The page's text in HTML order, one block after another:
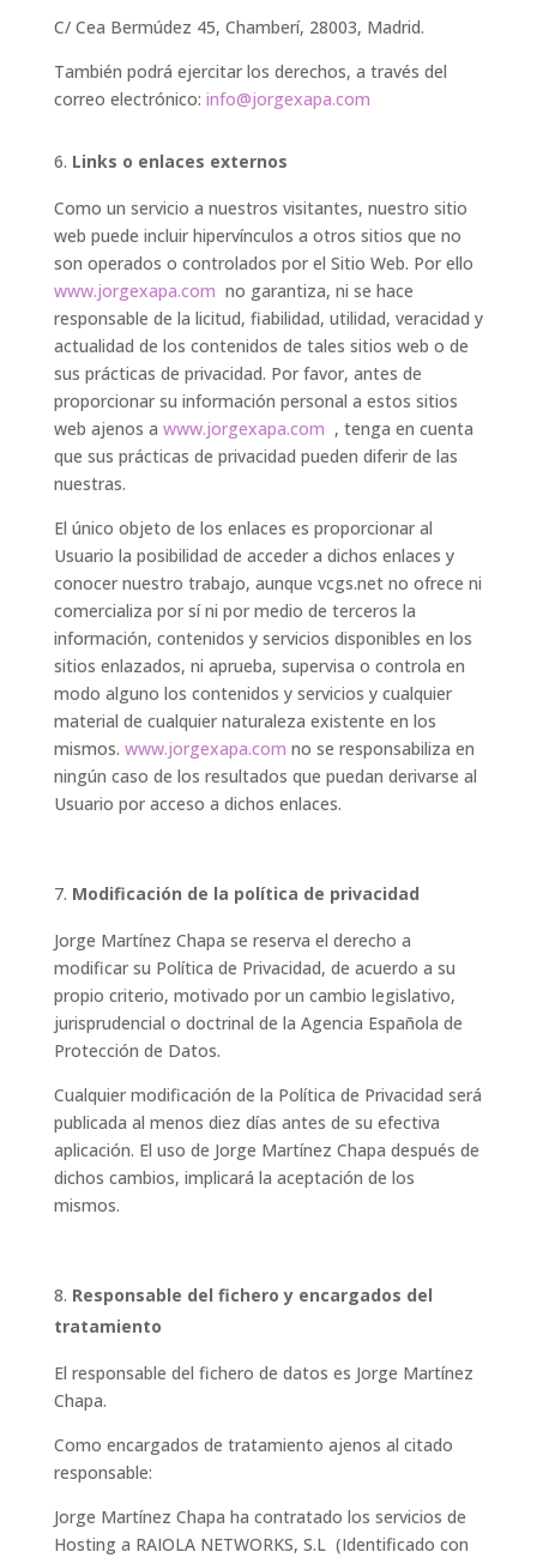
C/ Cea Bermúdez 45, Chamberí, 28003, Madrid.
También podrá ejercitar los derechos, a través del
correo electrónico: info@jorgexapa.com
Links o enlaces externos
Como un servicio a nuestros visitantes, nuestro sitio
web puede incluir hipervínculos a otros sitios que no
son operados o controlados por el Sitio Web. Por ello
www.jorgexapa.com no garantiza, ni se hace
responsable de la licitud, fiabilidad, utilidad, veracidad y
actualidad de los contenidos de tales sitios web o de
sus prácticas de privacidad. Por favor, antes de
proporcionar su información personal a estos sitios
web ajenos a www.jorgexapa.com , tenga en cuenta
que sus prácticas de privacidad pueden diferir de las
nuestras.
El único objeto de los enlaces es proporcionar al
Usuario la posibilidad de acceder a dichos enlaces y
conocer nuestro trabajo, aunque vcgs.net no ofrece ni
comercializa por sí ni por medio de terceros la
información, contenidos y servicios disponibles en los
sitios enlazados, ni aprueba, supervisa o controla en
modo alguno los contenidos y servicios y cualquier
material de cualquier naturaleza existente en los
mismos. www.jorgexapa.com no se responsabiliza en
ningún caso de los resultados que puedan derivarse al
Usuario por acceso a dichos enlaces.
Modificación de la política de privacidad
Jorge Martínez Chapa se reserva el derecho a
modificar su Política de Privacidad, de acuerdo a su
propio criterio, motivado por un cambio legislativo,
jurisprudencial o doctrinal de la Agencia Española de
Protección de Datos.
Cualquier modificación de la Política de Privacidad será
publicada al menos diez días antes de su efectiva
aplicación. El uso de Jorge Martínez Chapa después de
dichos cambios, implicará la aceptación de los
mismos.
Responsable del fichero y encargados del
tratamiento
El responsable del fichero de datos es Jorge Martínez
Chapa.
Como encargados de tratamiento ajenos al citado
responsable:
Jorge Martínez Chapa ha contratado los servicios de
Hosting a RAIOLA NETWORKS, S.L (Identificado con